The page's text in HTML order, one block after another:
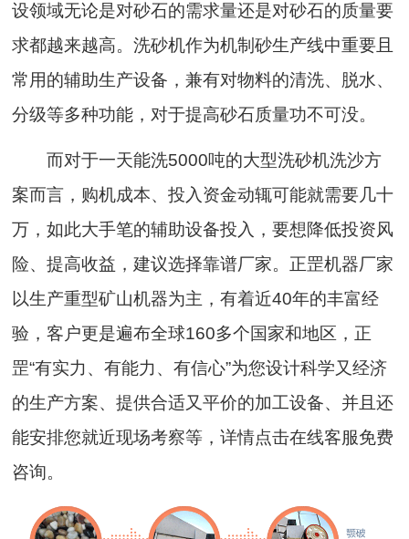
设领域无论是对砂石的需求量还是对砂石的质量要
求都越来越高。洗砂机作为机制砂生产线中重要且
常用的辅助生产设备，兼有对物料的清洗、脱水、
分级等多种功能，对于提高砂石质量功不可没。
而对于一天能洗5000吨的大型洗砂机洗沙方
案而言，购机成本、投入资金动辄可能就需要几十
万，如此大手笔的辅助设备投入，要想降低投资风
险、提高收益，建议选择靠谱厂家。正罡机器厂家
以生产重型矿山机器为主，有着近40年的丰富经
验，客户更是遍布全球160多个国家和地区，正
罡“有实力、有能力、有信心”为您设计科学又经济
的生产方案、提供合适又平价的加工设备、并且还
能安排您就近现场考察等，详情点击在线客服免费
咨询。